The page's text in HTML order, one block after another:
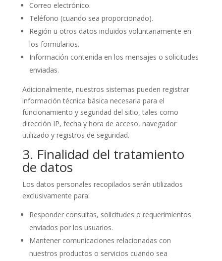
Correo electrónico.
Teléfono (cuando sea proporcionado).
Región u otros datos incluidos voluntariamente en
los formularios.
Información contenida en los mensajes o solicitudes
enviadas.
Adicionalmente, nuestros sistemas pueden registrar
información técnica básica necesaria para el
funcionamiento y seguridad del sitio, tales como
dirección IP, fecha y hora de acceso, navegador
utilizado y registros de seguridad.
3. Finalidad del tratamiento
de datos
Los datos personales recopilados serán utilizados
exclusivamente para:
Responder consultas, solicitudes o requerimientos
enviados por los usuarios.
Mantener comunicaciones relacionadas con
nuestros productos o servicios cuando sea